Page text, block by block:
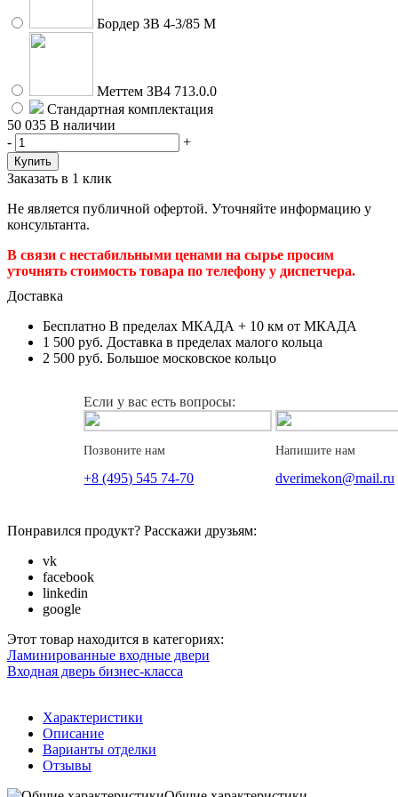
Бордер ЗВ 4-3/85 М
Меттем ЗВ4 713.0.0
Стандартная комплектация
50 035 В наличии
-
+
Заказать в 1 клик
Не является публичной офертой. Уточняйте информацию у
консультанта.
В связи с нестабильными ценами на сырье просим
уточнять стоимость товара по телефону у диспетчера.
Доставка
Бесплатно В пределах МКАДА + 10 км от МКАДА
1 500 руб. Доставка в пределах малого кольца
2 500 руб. Большое московское кольцо
Если у вас есть вопросы:
Позвоните нам
+8 (495) 545 74-70
Напишите нам
dverimekon@mail.ru
Понравился продукт? Расскажи друзьям:
vk
facebook
linkedin
google
Этот товар находится в категориях:
Ламинированные входные двери
Входная дверь бизнес-класса
Характеристики
Описание
Варианты отделки
Отзывы